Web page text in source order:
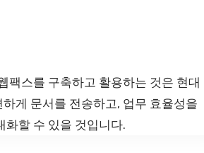
팩스를 구축하고 활용하는 것은 현대
게 문서를 전송하고, 업무 효율성을
화할 수 있을 것입니다.